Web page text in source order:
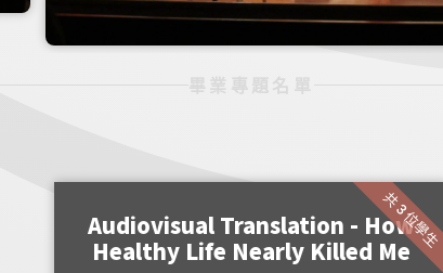
Audiovisual Translation - How
Healthy Life Nearly Killed Me
共 3 位學生